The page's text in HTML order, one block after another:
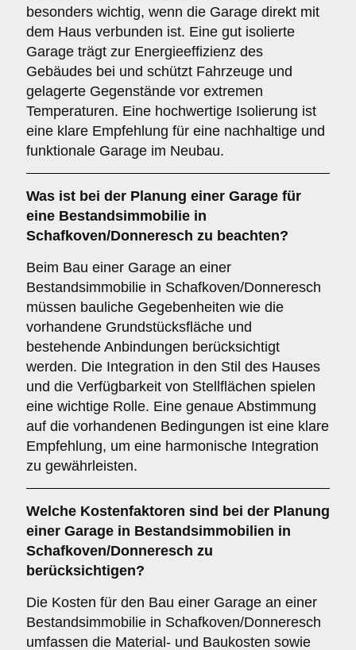
besonders wichtig, wenn die Garage direkt mit
dem Haus verbunden ist. Eine gut isolierte
Garage trägt zur Energieeffizienz des
Gebäudes bei und schützt Fahrzeuge und
gelagerte Gegenstände vor extremen
Temperaturen. Eine hochwertige Isolierung ist
eine klare Empfehlung für eine nachhaltige und
funktionale Garage im Neubau.
Was ist bei der Planung einer Garage für
eine Bestandsimmobilie in
Schafkoven/Donneresch zu beachten?
Beim Bau einer Garage an einer
Bestandsimmobilie in Schafkoven/Donneresch
müssen bauliche Gegebenheiten wie die
vorhandene Grundstücksfläche und
bestehende Anbindungen berücksichtigt
werden. Die Integration in den Stil des Hauses
und die Verfügbarkeit von Stellflächen spielen
eine wichtige Rolle. Eine genaue Abstimmung
auf die vorhandenen Bedingungen ist eine klare
Empfehlung, um eine harmonische Integration
zu gewährleisten.
Welche Kostenfaktoren sind bei der Planung
einer Garage in Bestandsimmobilien in
Schafkoven/Donneresch zu
berücksichtigen?
Die Kosten für den Bau einer Garage an einer
Bestandsimmobilie in Schafkoven/Donneresch
umfassen die Material- und Baukosten sowie